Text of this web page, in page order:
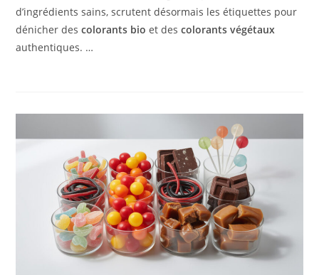
d’ingrédients sains, scrutent désormais les étiquettes pour
dénicher descolorants bio et descolorants végétaux
authentiques. …